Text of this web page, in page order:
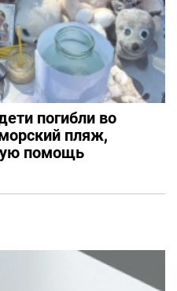
погибли во
пляж,
помощь